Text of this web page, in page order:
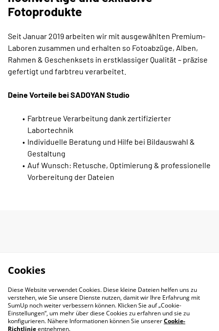
Fotoprodukte
Seit Januar 2019 arbeiten wir mit ausgewählten Premium-
Laboren zusammen und erhalten so Fotoabzüge, Alben,
Rahmen & Geschenksets in erstklassiger Qualität – präzise
gefertigt und farbtreu verarbeitet.
Deine Vorteile bei SADOYAN Studio
Farbtreue Verarbeitung dank zertifizierter
Labortechnik
Individuelle Beratung und Hilfe bei Bildauswahl &
Gestaltung
Auf Wunsch: Retusche, Optimierung & professionelle
Vorbereitung der Dateien
Cookies
Diese Website verwendet Cookies. Diese kleine Dateien helfen uns zu
verstehen, wie Sie unsere Dienste nutzen, damit wir Ihre Erfahrung mit
SumUp noch weiter verbessern können. Klicken Sie auf „Cookie-
Einstellungen“, um mehr über diese Cookies zu erfahren und sie zu
konfigurieren. Nähere Informationen können Sie unsererCookie-
Richtlinieentnehmen.